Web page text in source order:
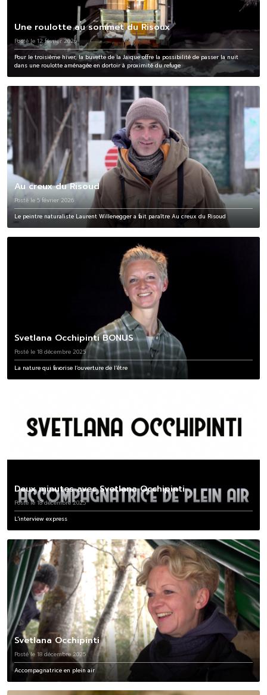
Une roulotte au sommet du Risoux
Posté le 12 février 2026
Pour le troisième hiver, la buvette de la Jaique offre la possibilité de passer la nuit
dans une roulotte aménagée en dortoir à proximité du refuge
Au creux du Risoud
Posté le 5 février 2026
Le peintre naturaliste Laurent Willenegger a fait paraître Au creux du Risoud
Svetlana Occhipinti BONUS
Posté le 18 décembre 2025
La nature qui favorise l’ouverture de l’être
Deux minutes avec Svetlana Occhipinti
Posté le 18 décembre 2025
L'interview express
Svetlana Occhipinti
Posté le 18 décembre 2025
Accompagnatrice en plein air